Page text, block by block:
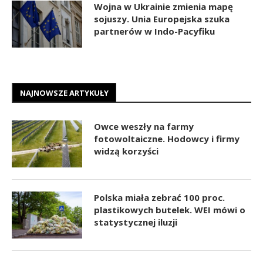
Wojna w Ukrainie zmienia mapę
sojuszy. Unia Europejska szuka
partnerów w Indo-Pacyfiku
NAJNOWSZE ARTYKUŁY
Owce weszły na farmy
fotowoltaiczne. Hodowcy i firmy
widzą korzyści
Polska miała zebrać 100 proc.
plastikowych butelek. WEI mówi o
statystycznej iluzji